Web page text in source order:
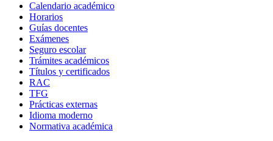
Calendario académico
Horarios
Guías docentes
Exámenes
Seguro escolar
Trámites académicos
Títulos y certificados
RAC
TFG
Prácticas externas
Idioma moderno
Normativa académica